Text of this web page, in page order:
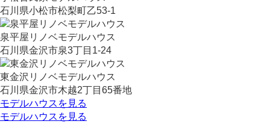
石川県小松市松梨町乙53-1
泉平屋リノベモデルハウス
石川県金沢市泉3丁目1-24
東金沢リノベモデルハウス
石川県金沢市木越2丁目65番地
モデルハウスを見る
モデルハウスを見る